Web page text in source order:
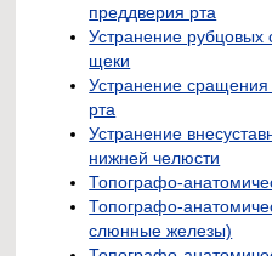
преддверия рта
Устранение рубцовых
щеки
Устранение сращения
рта
Устранение
нижней челюсти
Топографо-
Топографо-
слюнные железы)